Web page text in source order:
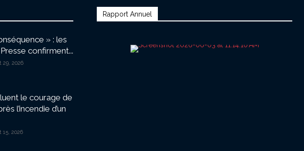
» : les
confirment...
29, 2026
le courage de
l’incendie d’un
15, 2026
Rapport Annuel